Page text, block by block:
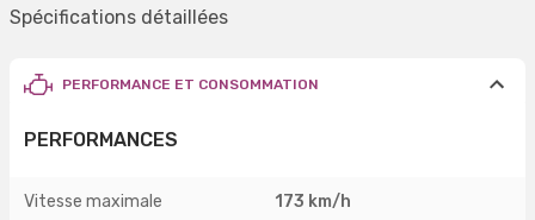
Spécifications détaillées
PERFORMANCE ET CONSOMMATION
PERFORMANCES
Vitesse maximale 173 km/h